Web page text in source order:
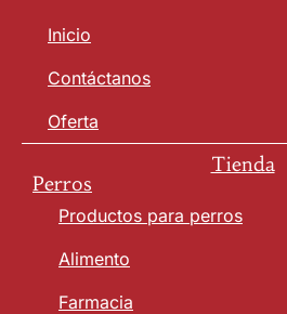
Inicio
Contáctanos
Oferta
Tienda
Perros
Productos para perros
Alimento
Farmacia